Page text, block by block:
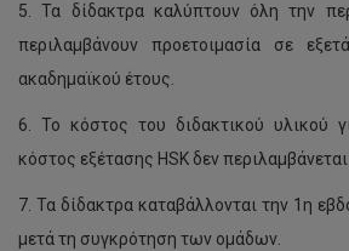
5. Τα δίδακτρα καλύπτουν όλη την
περιλαμβάνουν προετοιμασία σε
ακαδημαϊκού έτους.
6. Το κόστος του διδακτικού υλικού
κόστος εξέτασης HSK δεν
7. Τα δίδακτρα καταβάλλονται την 1η
μετά τη συγκρότηση των ομάδων.